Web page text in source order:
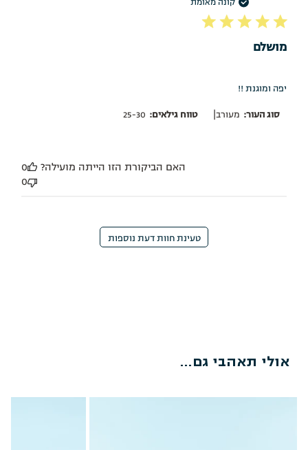
מושלם
יפה ומוגנת !!
סוג העור: מעורב| טווח גילאים: 25-30
האם הביקורת הזו הייתה מועילה?
0
0
טעינת חוות דעת נוספות
אולי תאהבי גם...